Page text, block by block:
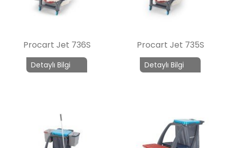
Procart Jet 736S
Detaylı Bilgi
Procart Jet 735S
Detaylı Bilgi